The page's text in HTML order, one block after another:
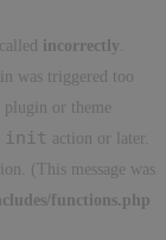
incorrectly
was triggered too
or theme
init action or later.
(This message was
functions.php